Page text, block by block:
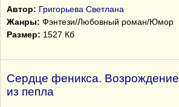
Автор: Григорьева Светлана
Жанры: Фэнтези/Любовный роман/Юмор
Размер: 1527 Кб
Сердце феникса. Возрождение
из пепла